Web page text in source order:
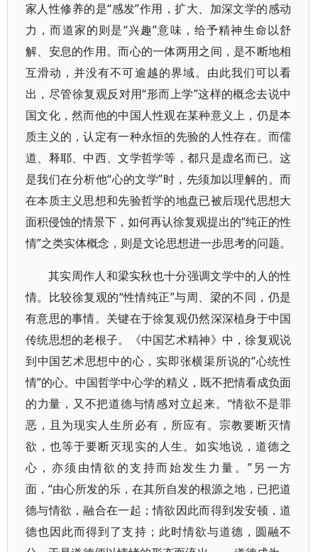
家人性修养的是“感发”作用，扩大、加深文学的感动
力，而道家的则是“兴趣”意味，给予精神生命以舒
解、安息的作用。而心的一体两用之间，是不断地相
互滑动，并没有不可逾越的界域。由此我们可以看
出，尽管徐复观反对用“形而上学”这样的概念去说中
国文化，然而他的中国人性观在某种意义上，仍是本
质主义的，认定有一种永恒的先验的人性存在。而儒
道、释耶、中西、文学哲学等，都只是虚名而已。这
是我们在分析他“心的文学”时，先须加以理解的。而
在本质主义思想和先验哲学的地盘已被后现代思想大
面积侵蚀的情景下，如何再认徐复观提出的“纯正的性
情”之类实体概念，则是文论思想进一步思考的问题。
其实周作人和梁实秋也十分强调文学中的人的性
情。比较徐复观的“性情纯正”与周、梁的不同，仍是
有意思的事情。关键在于徐复观仍然深深植身于中国
传统思想的老根子。《中国艺术精神》中，徐复观说
到中国艺术思想中的心，实即张横渠所说的“心统性
情”的心。中国哲学中心学的精义，既不把情看成负面
的力量，又不把道德与情感对立起来。“情欲不是罪
恶，且为现实人生所必有，所应有。宗教要断灭情
欲，也等于要断灭现实的人生。如实地说，道德之
心，亦须由情欲的支持而始发生力量。”另一方
面，“由心所发的乐，在其所自发的根源之地，已把道
德与情欲，融合在一起；情欲因此而得到发安顿，道
德也因此而得到了支持；此时情欲与道德，圆融不